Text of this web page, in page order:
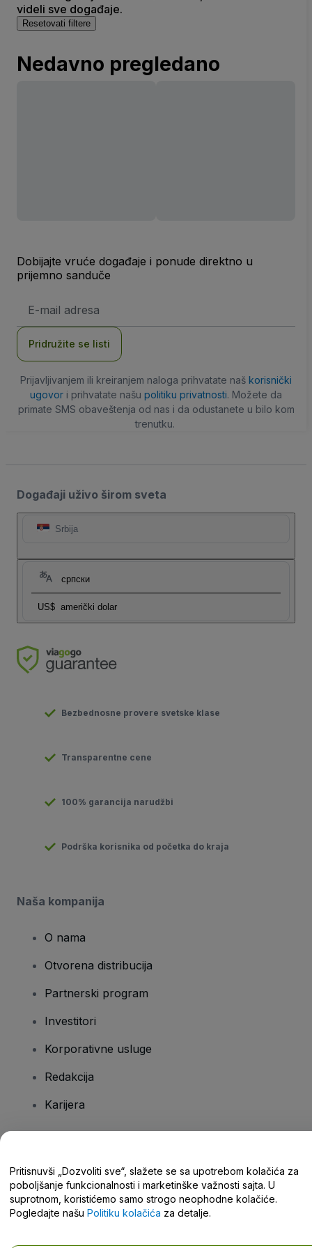
videli sve događaje.
Resetovati filtere
Nedavno pregledano
Dobijajte vruće događaje i ponude direktno u
prijemno sanduče
mail
Pridružite se listi
Prijavljivanjem ili kreiranjem naloga prihvatate naš korisnički
ugovor i prihvatate našu politiku privatnosti. Možete da
primate SMS obaveštenja od nas i da odustanete u bilo kom
trenutku.
Događaji uživo širom sveta
Srbija
српски
US$ američki dolar
Bezbednosne provere svetske klase
Transparentne cene
100% garancija narudžbi
Podrška korisnika od početka do kraja
Naša kompanija
O nama
Otvorena distribucija
Partnerski program
Investitori
Korporativne usluge
Redakcija
Karijera
Centar za pomoć / Kontaktirajte nas
Pritisnuvši „Dozvoliti sve“, slažete se sa upotrebom kolačića za
poboljšanje funkcionalnosti i marketinške važnosti sajta. U
suprotnom, koristićemo samo strogo neophodne kolačiće.
Pogledajte našu Politiku kolačića za detalje.